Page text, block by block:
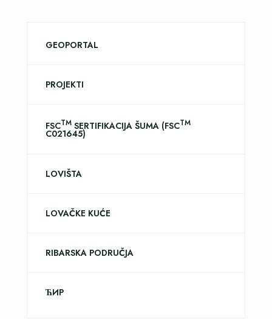
GEOPORTAL
PROJEKTI
FSCTM SERTIFIKACIJA ŠUMA (FSCTM
C021645)
LOVIŠTA
LOVAČKE KUĆE
RIBARSKA PODRUČJA
ЋИР